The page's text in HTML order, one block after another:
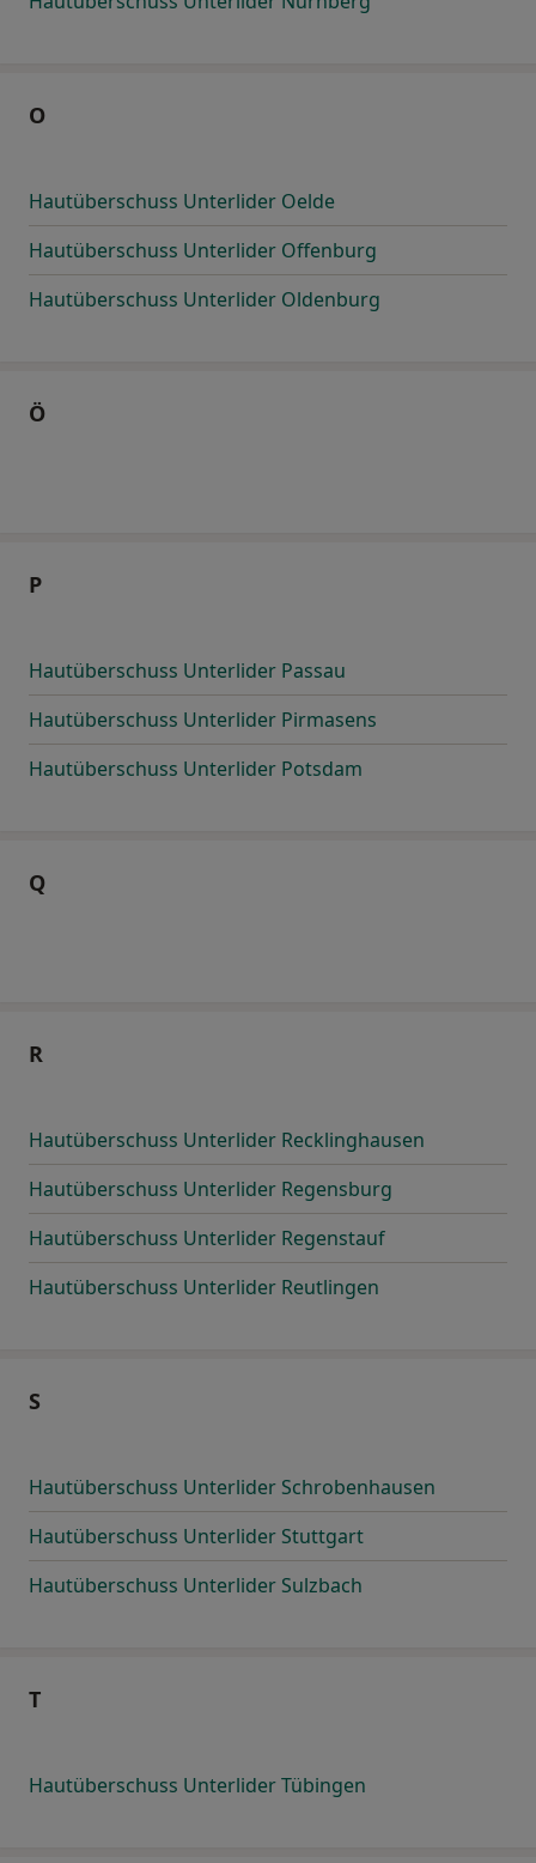
O
Hautüberschuss Unterlider Oelde
Hautüberschuss Unterlider Offenburg
Hautüberschuss Unterlider Oldenburg
Ö
P
Hautüberschuss Unterlider Passau
Hautüberschuss Unterlider Pirmasens
Hautüberschuss Unterlider Potsdam
Q
R
Hautüberschuss Unterlider Recklinghausen
Hautüberschuss Unterlider Regensburg
Hautüberschuss Unterlider Regenstauf
Hautüberschuss Unterlider Reutlingen
S
Hautüberschuss Unterlider Schrobenhausen
Hautüberschuss Unterlider Stuttgart
Hautüberschuss Unterlider Sulzbach
T
Hautüberschuss Unterlider Tübingen